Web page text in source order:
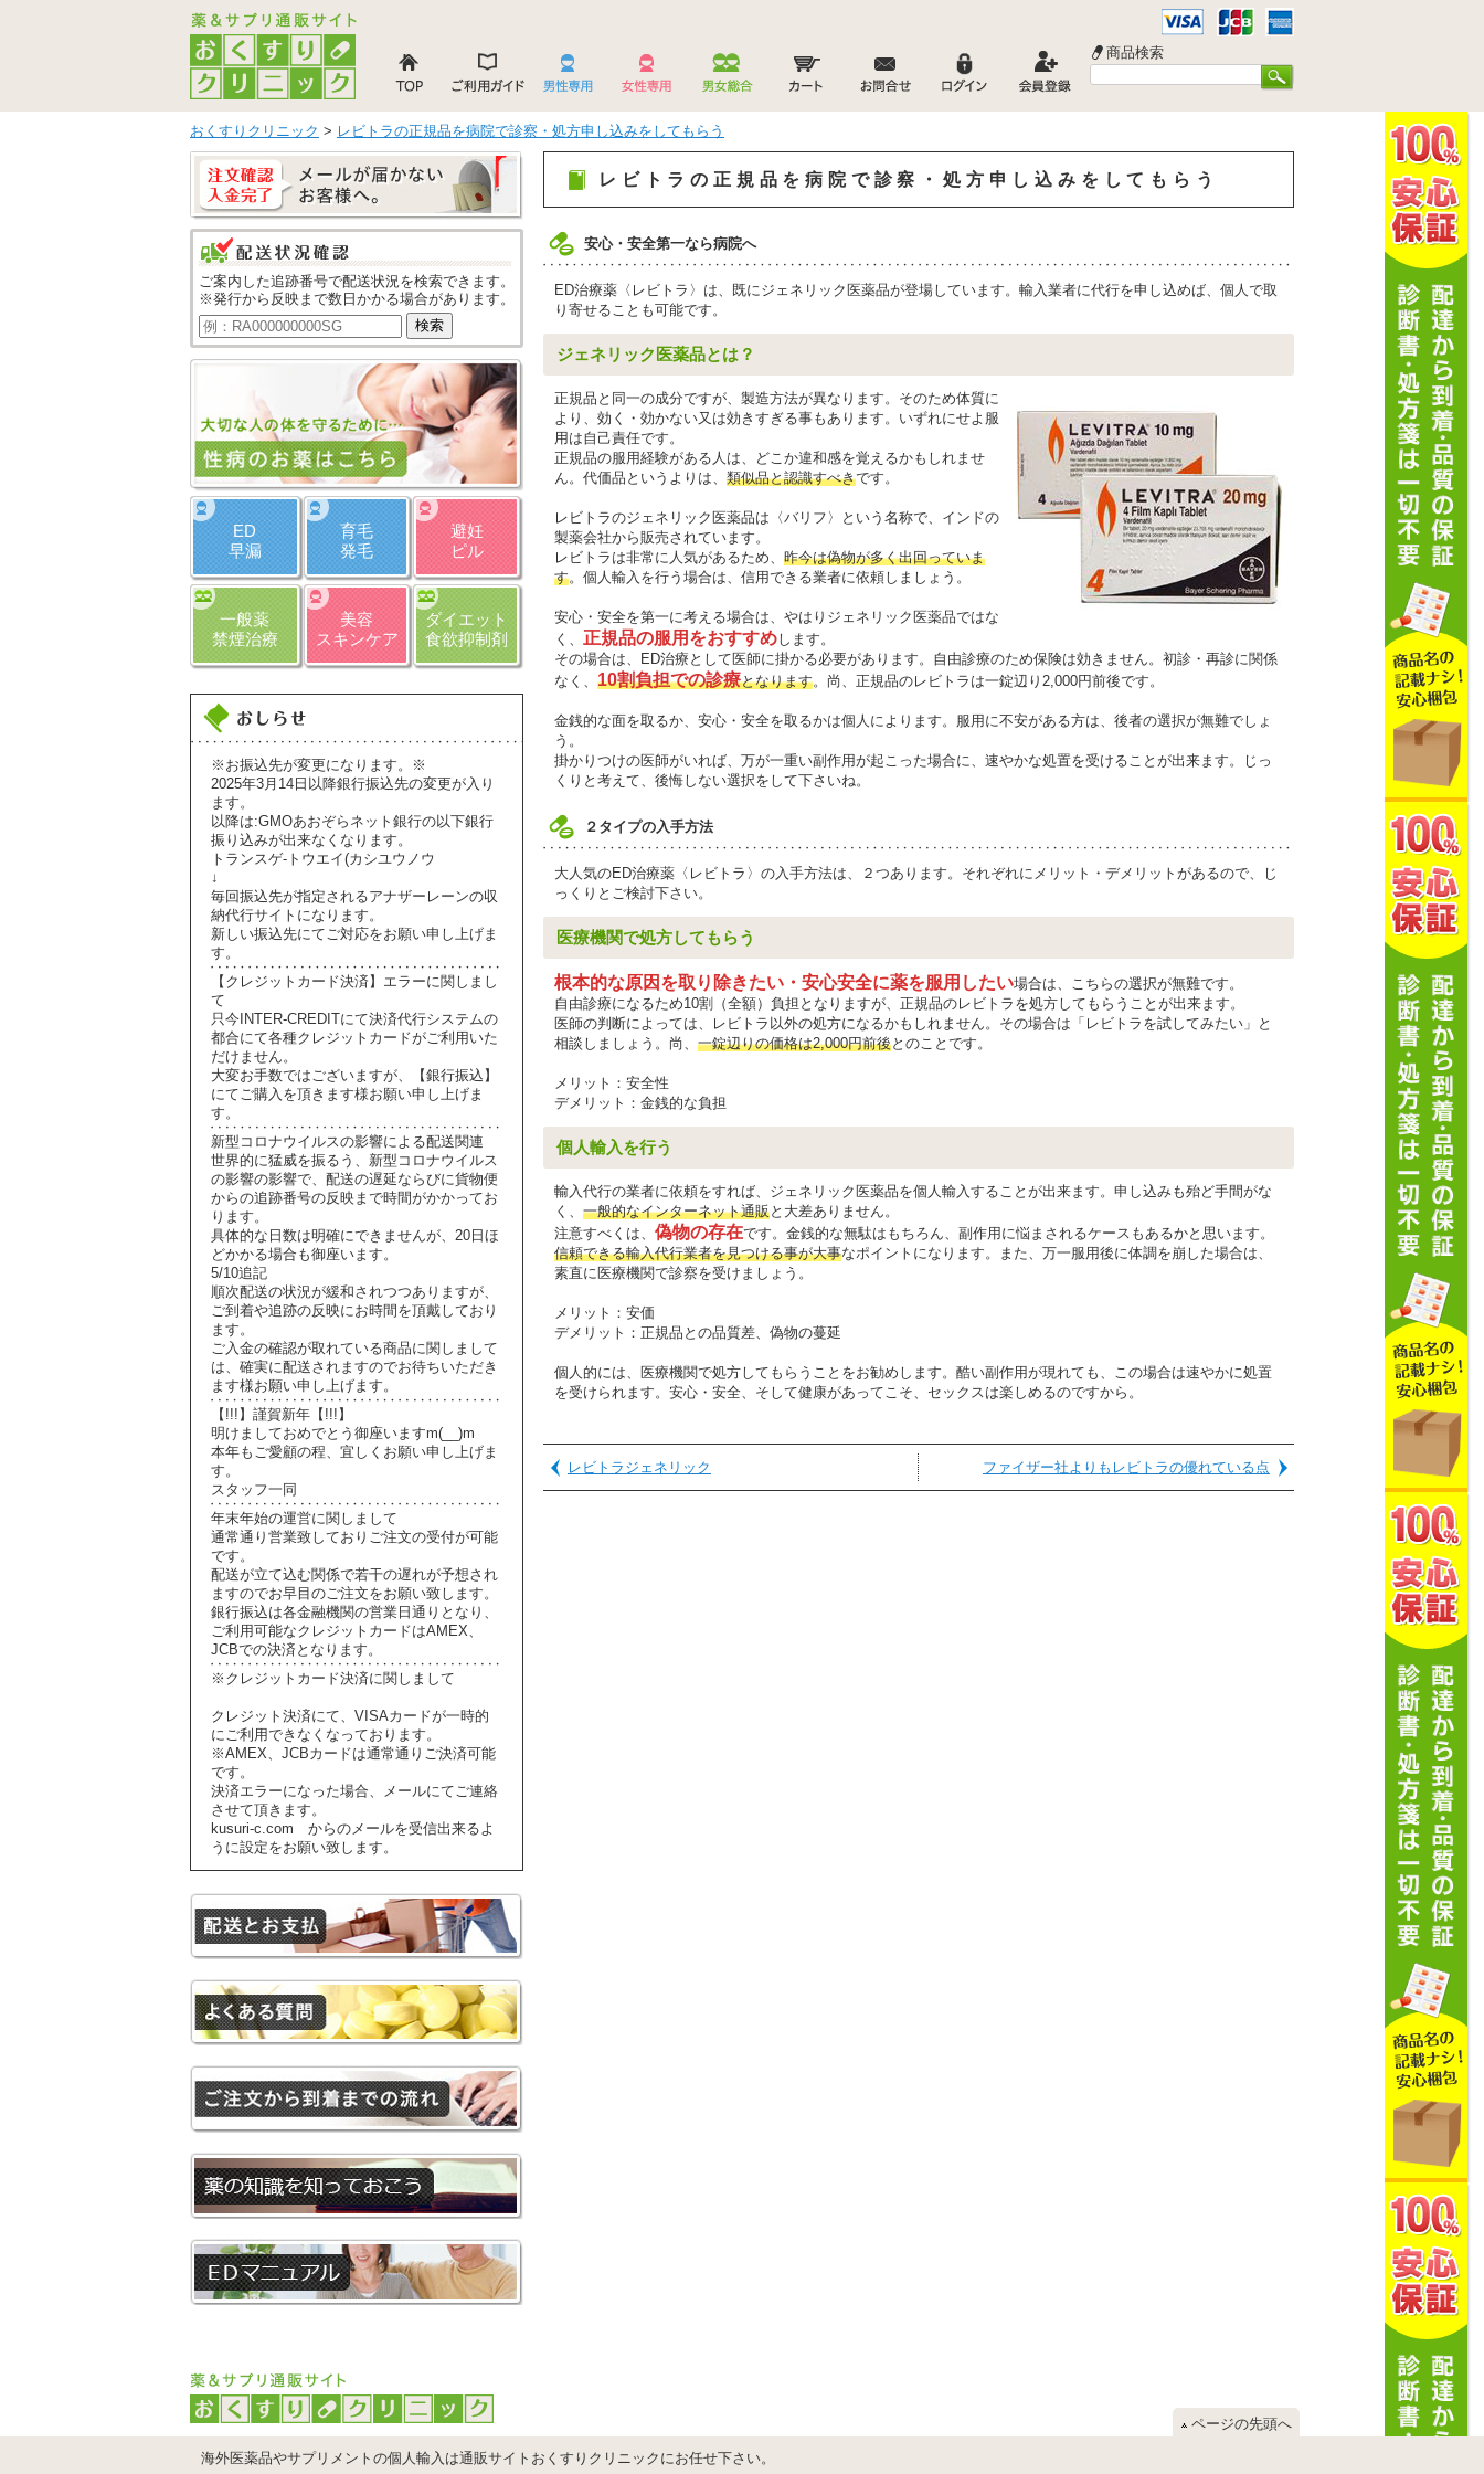
商品検索
おくすりクリニック > レビトラの正規品を病院で診察・処方申し込みをしてもらう
レビトラの正規品を病院で診察・処方申し込みをしてもらう
安心・安全第一なら病院へ
ED治療薬〈レビトラ〉は、既にジェネリック医薬品が登場しています。輸入業者に代行を申し込めば、個人で取
り寄せることも可能です。
ジェネリック医薬品とは？
正規品と同一の成分ですが、製造方法が異なります。そのため体質に
より、効く・効かない又は効きすぎる事もあります。いずれにせよ服
用は自己責任です。
正規品の服用経験がある人は、どこか違和感を覚えるかもしれませ
ん。代価品というよりは、 類似品と認識すべきです。
レビトラのジェネリック医薬品は〈バリフ〉という名称で、インドの
製薬会社から販売されています。
レビトラは非常に人気があるため、 昨今は偽物が多く出回っていま
す。個人輸入を行う場合は、信用できる業者に依頼しましょう。
安心・安全を第一に考える場合は、やはりジェネリック医薬品ではな
く、 正規品の服用をおすすめします。
その場合は、ED治療として医師に掛かる必要があります。自由診療のため保険は効きません。初診・再診に関係
なく、 10割負担での診療となります。尚、正規品のレビトラは一錠辺り2,000円前後です。
金銭的な面を取るか、安心・安全を取るかは個人によります。服用に不安がある方は、後者の選択が無難でしょ
う。
掛かりつけの医師がいれば、万が一重い副作用が起こった場合に、速やかな処置を受けることが出来ます。じっ
くりと考えて、後悔しない選択をして下さいね。
２タイプの入手方法
大人気のED治療薬〈レビトラ〉の入手方法は、２つあります。それぞれにメリット・デメリットがあるので、じ
っくりとご検討下さい。
医療機関で処方してもらう
根本的な原因を取り除きたい・安心安全に薬を服用したい場合は、こちらの選択が無難です。
自由診療になるため10割（全額）負担となりますが、正規品のレビトラを処方してもらうことが出来ます。
医師の判断によっては、レビトラ以外の処方になるかもしれません。その場合は「レビトラを試してみたい」と
相談しましょう。尚、 一錠辺りの価格は2,000円前後とのことです。
メリット：安全性
デメリット：金銭的な負担
個人輸入を行う
輸入代行の業者に依頼をすれば、ジェネリック医薬品を個人輸入することが出来ます。申し込みも殆ど手間がな
く、 一般的なインターネット通販と大差ありません。
注意すべくは、 偽物の存在です。金銭的な無駄はもちろん、副作用に悩まされるケースもあるかと思います。
信頼できる輸入代行業者を見つける事が大事なポイントになります。また、万一服用後に体調を崩した場合は、
素直に医療機関で診察を受けましょう。
メリット：安価
デメリット：正規品との品質差、偽物の蔓延
個人的には、医療機関で処方してもらうことをお勧めします。酷い副作用が現れても、この場合は速やかに処置
を受けられます。安心・安全、そして健康があってこそ、セックスは楽しめるのですから。
レビトラジェネリック ファイザー社よりもレビトラの優れている点
ご案内した追跡番号で配送状況を検索できます。
※発行から反映まで数日かかる場合があります。
ED
早漏
育毛
発毛
避妊
ピル
一般薬
禁煙治療
美容
スキンケア
ダイエット
食欲抑制剤
※お振込先が変更になります。※
2025年3月14日以降銀行振込先の変更が入り
ます。
以降は:GMOあおぞらネット銀行の以下銀行
振り込みが出来なくなります。
トランスゲ-トウエイ(カシユウノウ
↓
毎回振込先が指定されるアナザーレーンの収
納代行サイトになります。
新しい振込先にてご対応をお願い申し上げま
す。
【クレジットカード決済】エラーに関しまし
て
只今INTER-CREDITにて決済代行システムの
都合にて各種クレジットカードがご利用いた
だけません。
大変お手数ではございますが、【銀行振込】
にてご購入を頂きます様お願い申し上げま
す。
新型コロナウイルスの影響による配送関連
世界的に猛威を振るう、新型コロナウイルス
の影響の影響で、配送の遅延ならびに貨物便
からの追跡番号の反映まで時間がかかってお
ります。
具体的な日数は明確にできませんが、20日ほ
どかかる場合も御座います。
5/10追記
順次配送の状況が緩和されつつありますが、
ご到着や追跡の反映にお時間を頂戴しており
ます。
ご入金の確認が取れている商品に関しまして
は、確実に配送されますのでお待ちいただき
ます様お願い申し上げます。
【!!!】謹賀新年【!!!】
明けましておめでとう御座いますm(__)m
本年もご愛顧の程、宜しくお願い申し上げま
す。
スタッフ一同
年末年始の運営に関しまして
通常通り営業致しておりご注文の受付が可能
です。
配送が立て込む関係で若干の遅れが予想され
ますのでお早目のご注文をお願い致します。
銀行振込は各金融機関の営業日通りとなり、
ご利用可能なクレジットカードはAMEX、
JCBでの決済となります。
※クレジットカード決済に関しまして
クレジット決済にて、VISAカードが一時的
にご利用できなくなっております。
※AMEX、JCBカードは通常通りご決済可能
です。
決済エラーになった場合、メールにてご連絡
させて頂きます。
kusuri-c.com からのメールを受信出来るよ
うに設定をお願い致します。
ページの先頭へ
海外医薬品やサプリメントの個人輸入は通販サイトおくすりクリニックにお任せ下さい。